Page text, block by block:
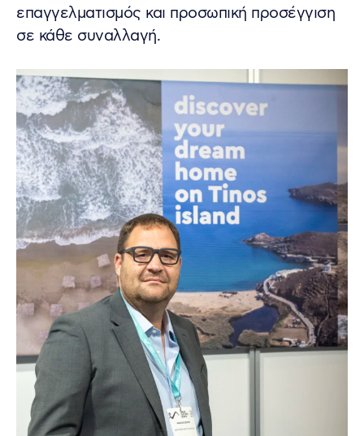
επαγγελματισμός και προσωπική προσέγγιση
σε κάθε συναλλαγή.